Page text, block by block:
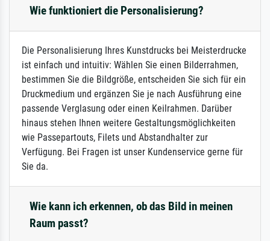
Wie funktioniert die Personalisierung?
Die Personalisierung Ihres Kunstdrucks bei Meisterdrucke
ist einfach und intuitiv: Wählen Sie einen Bilderrahmen,
bestimmen Sie die Bildgröße, entscheiden Sie sich für ein
Druckmedium und ergänzen Sie je nach Ausführung eine
passende Verglasung oder einen Keilrahmen. Darüber
hinaus stehen Ihnen weitere Gestaltungsmöglichkeiten
wie Passepartouts, Filets und Abstandhalter zur
Verfügung. Bei Fragen ist unser Kundenservice gerne für
Sie da.
Wie kann ich erkennen, ob das Bild in meinen
Raum passt?